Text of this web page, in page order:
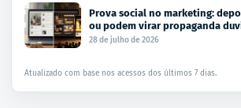
Prova social no marketing:
ou podem virar propaganda
28 de julho de 2026
Atualizado com base nos acessos dos últimos 7 dias.